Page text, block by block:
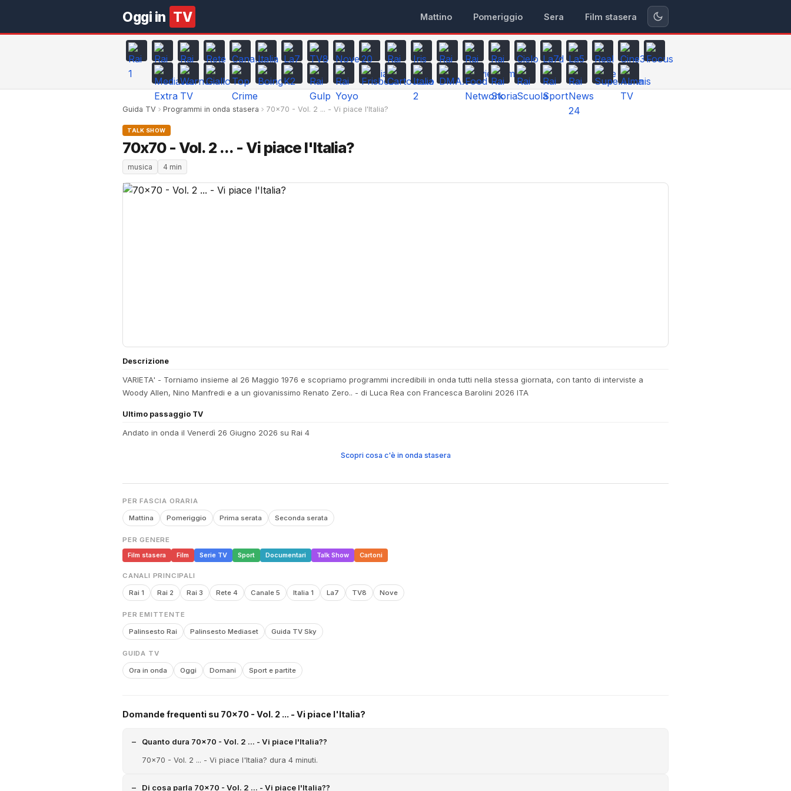
Oggi in TV Mattino Pomeriggio Sera Film stasera
Guida TV Programmi in onda stasera 70x70 - Vol. 2 ... - Vi piace l'Italia?
TALK SHOW
70x70 - Vol. 2 ... - Vi piace l'Italia?
musica 4 min
Descrizione
VARIETA' - Torniamo insieme al 26 Maggio 1976 e scopriamo programmi incredibili in onda tutti nella stessa giornata, con tanto di interviste a
Woody Allen, Nino Manfredi e a un giovanissimo Renato Zero.. - di Luca Rea con Francesca Barolini 2026 ITA
Ultimo passaggio TV
Andato in onda il Venerdì 26 Giugno 2026 su Rai 4
Scopri cosa c'è in onda stasera
PER FASCIA ORARIA
Mattina Pomeriggio Prima serata Seconda serata
PER GENERE
Film stasera
Film Serie TV Sport Documentari Talk Show Cartoni
CANALI PRINCIPALI
Rai 1 Rai 2 Rai 3 Rete 4 Canale 5 Italia 1 La7 TV8 Nove
PER EMITTENTE
Palinsesto Rai Palinsesto Mediaset Guida TV Sky
GUIDA TV
Ora in onda Oggi Domani Sport e partite
Domande frequenti su 70x70 - Vol. 2 ... - Vi piace l'Italia?
Quanto dura 70x70 - Vol. 2 ... - Vi piace l'Italia??
70x70 - Vol. 2 ... - Vi piace l'Italia? dura 4 minuti.
Di cosa parla 70x70 - Vol. 2 ... - Vi piace l'Italia??